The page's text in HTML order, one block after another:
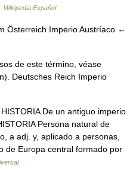
Wikipedia Español
Österreich Imperio Austríaco ←
de este término, véase
Deutsches Reich Imperio
De un antiguo imperio
Persona natural de
a adj. y, aplicado a personas,
de Europa central formado por